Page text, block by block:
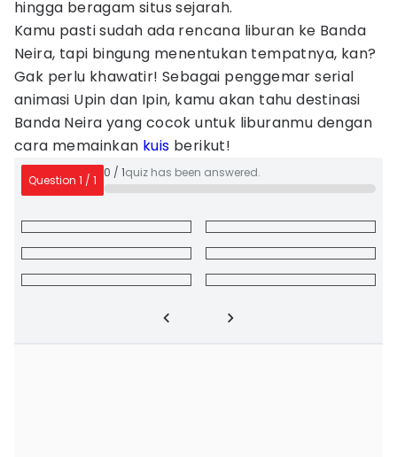
hingga beragam situs sejarah.
Kamu pasti sudah ada rencana liburan ke Banda
Neira, tapi bingung menentukan tempatnya, kan?
Gak perlu khawatir! Sebagai penggemar serial
animasi Upin dan Ipin, kamu akan tahu destinasi
Banda Neira yang cocok untuk liburanmu dengan
cara memainkan kuis berikut!
Question 1 / 1
0 / 1quiz has been answered.